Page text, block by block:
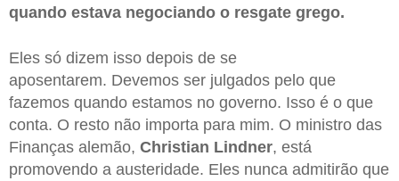
quando estava negociando o resgate grego.
Eles só dizem isso depois de se
aposentarem. Devemos ser julgados pelo que
fazemos quando estamos no governo. Isso é o que
conta. O resto não importa para mim. O ministro das
Finanças alemão, Christian Lindner, está
promovendo a austeridade. Eles nunca admitirão que